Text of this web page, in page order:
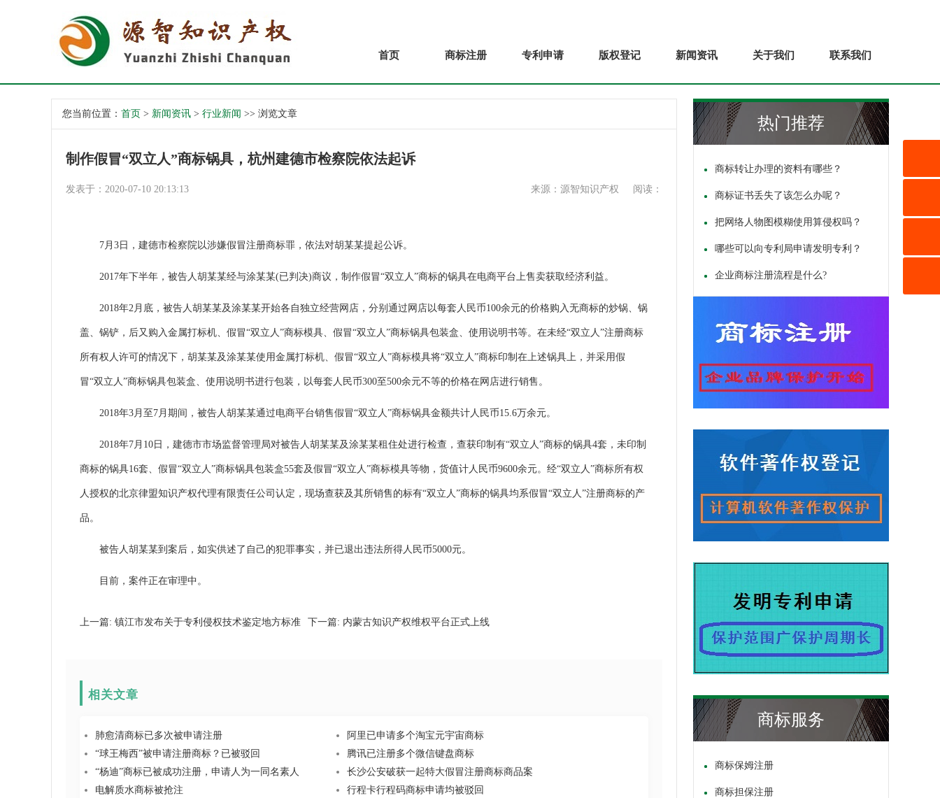
首页 商标注册 专利申请 版权登记 新闻资讯 关于我们 联系我们
您当前位置： 首页 > 新闻资讯 > 行业新闻 >> 浏览文章
制作假冒“双立人”商标锅具，杭州建德市检察院依法起诉
发表于：2020-07-10 20:13:13 阅读：
来源：源智知识产权
7月3日，建德市检察院以涉嫌假冒注册商标罪，依法对胡某某提起公诉。
2017年下半年，被告人胡某某经与涂某某(已判决)商议，制作假冒“双立人”商标的锅具在电商平台上售卖获取经济利益。
2018年2月底，被告人胡某某及涂某某开始各自独立经营网店，分别通过网店以每套人民币100余元的价格购入无商标的炒锅、锅
盖、锅铲，后又购入金属打标机、假冒“双立人”商标模具、假冒“双立人”商标锅具包装盒、使用说明书等。在未经“双立人”注册商标
所有权人许可的情况下，胡某某及涂某某使用金属打标机、假冒“双立人”商标模具将“双立人”商标印制在上述锅具上，并采用假
冒“双立人”商标锅具包装盒、使用说明书进行包装，以每套人民币300至500余元不等的价格在网店进行销售。
2018年3月至7月期间，被告人胡某某通过电商平台销售假冒“双立人”商标锅具金额共计人民币15.6万余元。
2018年7月10日，建德市市场监督管理局对被告人胡某某及涂某某租住处进行检查，查获印制有“双立人”商标的锅具4套，未印制
商标的锅具16套、假冒“双立人”商标锅具包装盒55套及假冒“双立人”商标模具等物，货值计人民币9600余元。经“双立人”商标所有权
人授权的北京律盟知识产权代理有限责任公司认定，现场查获及其所销售的标有“双立人”商标的锅具均系假冒“双立人”注册商标的产
品。
被告人胡某某到案后，如实供述了自己的犯罪事实，并已退出违法所得人民币5000元。
目前，案件正在审理中。
上一篇: 镇江市发布关于专利侵权技术鉴定地方标准 下一篇: 内蒙古知识产权维权平台正式上线
相关文章
肺愈清商标已多次被申请注册
阿里已申请多个淘宝元宇宙商标
“球王梅西”被申请注册商标？已被驳回
腾讯已注册多个微信键盘商标
“杨迪”商标已被成功注册，申请人为一同名素人
长沙公安破获一起特大假冒注册商标商品案
电解质水商标被抢注
行程卡行程码商标申请均被驳回
热门推荐
商标转让办理的资料有哪些？
商标证书丢失了该怎么办呢？
把网络人物图模糊使用算侵权吗？
哪些可以向专利局申请发明专利？
企业商标注册流程是什么?
商标服务
商标保姆注册
商标担保注册